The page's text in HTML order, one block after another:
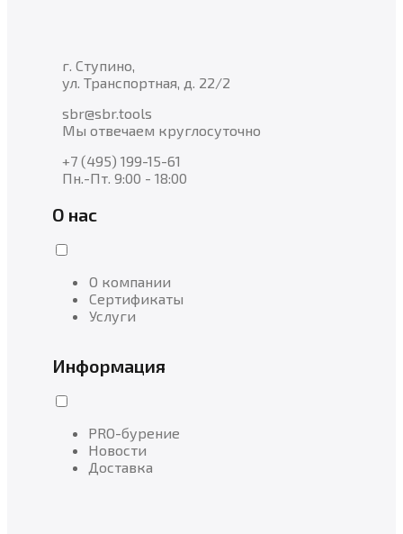
г. Ступино,
ул. Транспортная, д. 22/2
sbr@sbr.tools
Мы отвечаем круглосуточно
+7 (495) 199-15-61
Пн.-Пт. 9:00 - 18:00
О нас
О компании
Сертификаты
Услуги
Информация
PRO-бурение
Новости
Доставка